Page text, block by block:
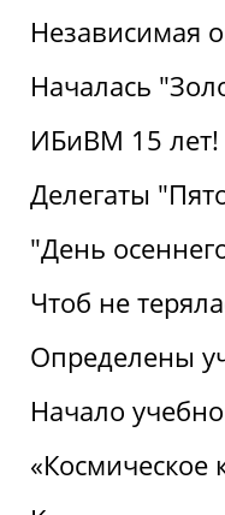
Независимая
Началась
ИБиВМ 15 лет!
Делегаты
"День
Чтоб не
Определены
Начало
«Космическое